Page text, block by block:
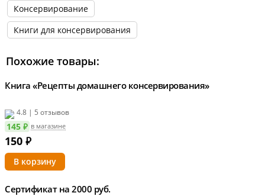
Тип обложки — мягкий переплет
Размеры, мм — 230 х 170 х 10
Вес с упаковкой — 300 г
Информация о технических характеристиках, комплектации и
Консервирование
Книги для консервирования
Похожие товары:
Книга «Рецепты домашнего консервирования»
4.8 | 5 отзывов
145 ₽ в магазине
150 ₽
Сертификат на 2000 руб.